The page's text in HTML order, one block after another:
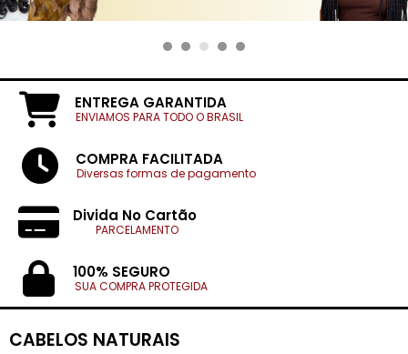
ENTREGA GARANTIDA
ENVIAMOS PARA TODO O BRASIL
COMPRA FACILITADA
Diversas formas de pagamento
Divida No Cartão
PARCELAMENTO
100% SEGURO
SUA COMPRA PROTEGIDA
CABELOS NATURAIS